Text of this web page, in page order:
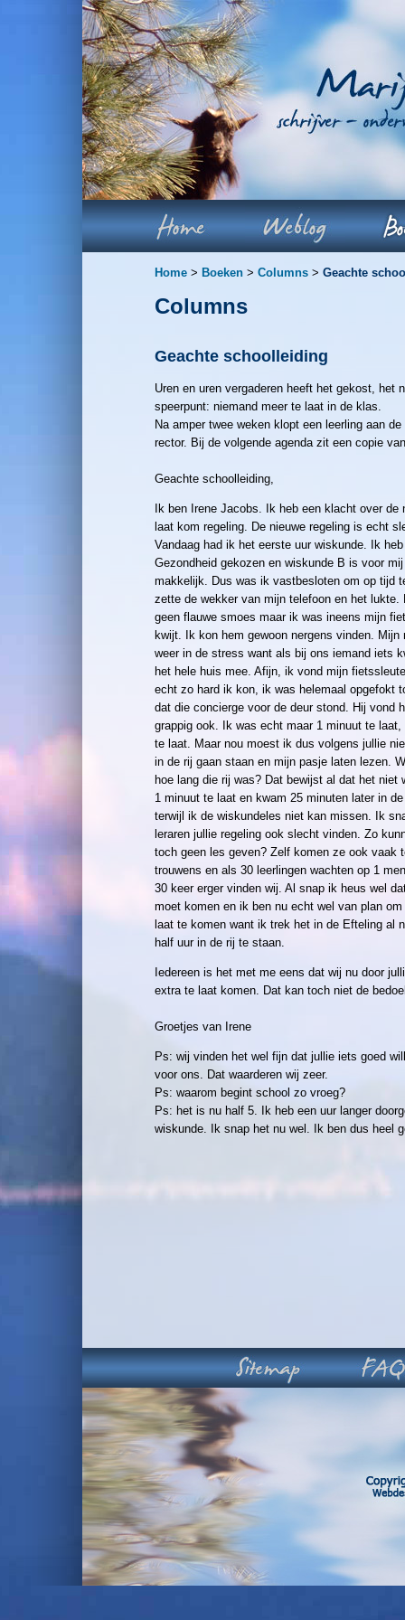
Home > Boeken > Columns > Geachte
Columns
Geachte schoolleiding
Uren en uren vergaderen heeft het gekost, het
speerpunt: niemand meer te laat in de klas.
Na amper twee weken klopt een leerling aan
rector. Bij de volgende agenda zit een copie
Geachte schoolleiding,
Ik ben Irene Jacobs. Ik heb een klacht over de
laat kom regeling. De nieuwe regeling is echt
Vandaag had ik het eerste uur wiskunde. Ik
Gezondheid gekozen en wiskunde B is voor
makkelijk. Dus was ik vastbesloten om op tijd
zette de wekker van mijn telefoon en het lukte.
geen flauwe smoes maar ik was ineens mijn
kwijt. Ik kon hem gewoon nergens vinden. Mijn
weer in de stress want als bij ons iemand iets
het hele huis mee. Afijn, ik vond mijn
echt zo hard ik kon, ik was helemaal opgefokt
dat die concierge voor de deur stond. Hij vond
grappig ook. Ik was echt maar 1 minuut te
te laat. Maar nou moest ik dus volgens jullie
in de rij gaan staan en mijn pasje laten lezen.
hoe lang die rij was? Dat bewijst al dat het niet
1 minuut te laat en kwam 25 minuten later in
terwijl ik de wiskundeles niet kan missen. Ik
leraren jullie regeling ook slecht vinden. Zo
toch geen les geven? Zelf komen ze ook vaak
trouwens en als 30 leerlingen wachten op 1
30 keer erger vinden wij. Al snap ik heus wel
moet komen en ik ben nu echt wel van plan
laat te komen want ik trek het in de Efteling al
half uur in de rij te staan.
Iedereen is het met me eens dat wij nu door
extra te laat komen. Dat kan toch niet de
Groetjes van Irene
Ps: wij vinden het wel fijn dat jullie iets goed
voor ons. Dat waarderen wij zeer.
Ps: waarom begint school zo vroeg?
Ps: het is nu half 5. Ik heb een uur langer
wiskunde. Ik snap het nu wel. Ik ben dus heel